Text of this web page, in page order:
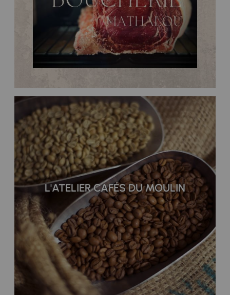
L'ATELIER CAFÉS DU MOULIN